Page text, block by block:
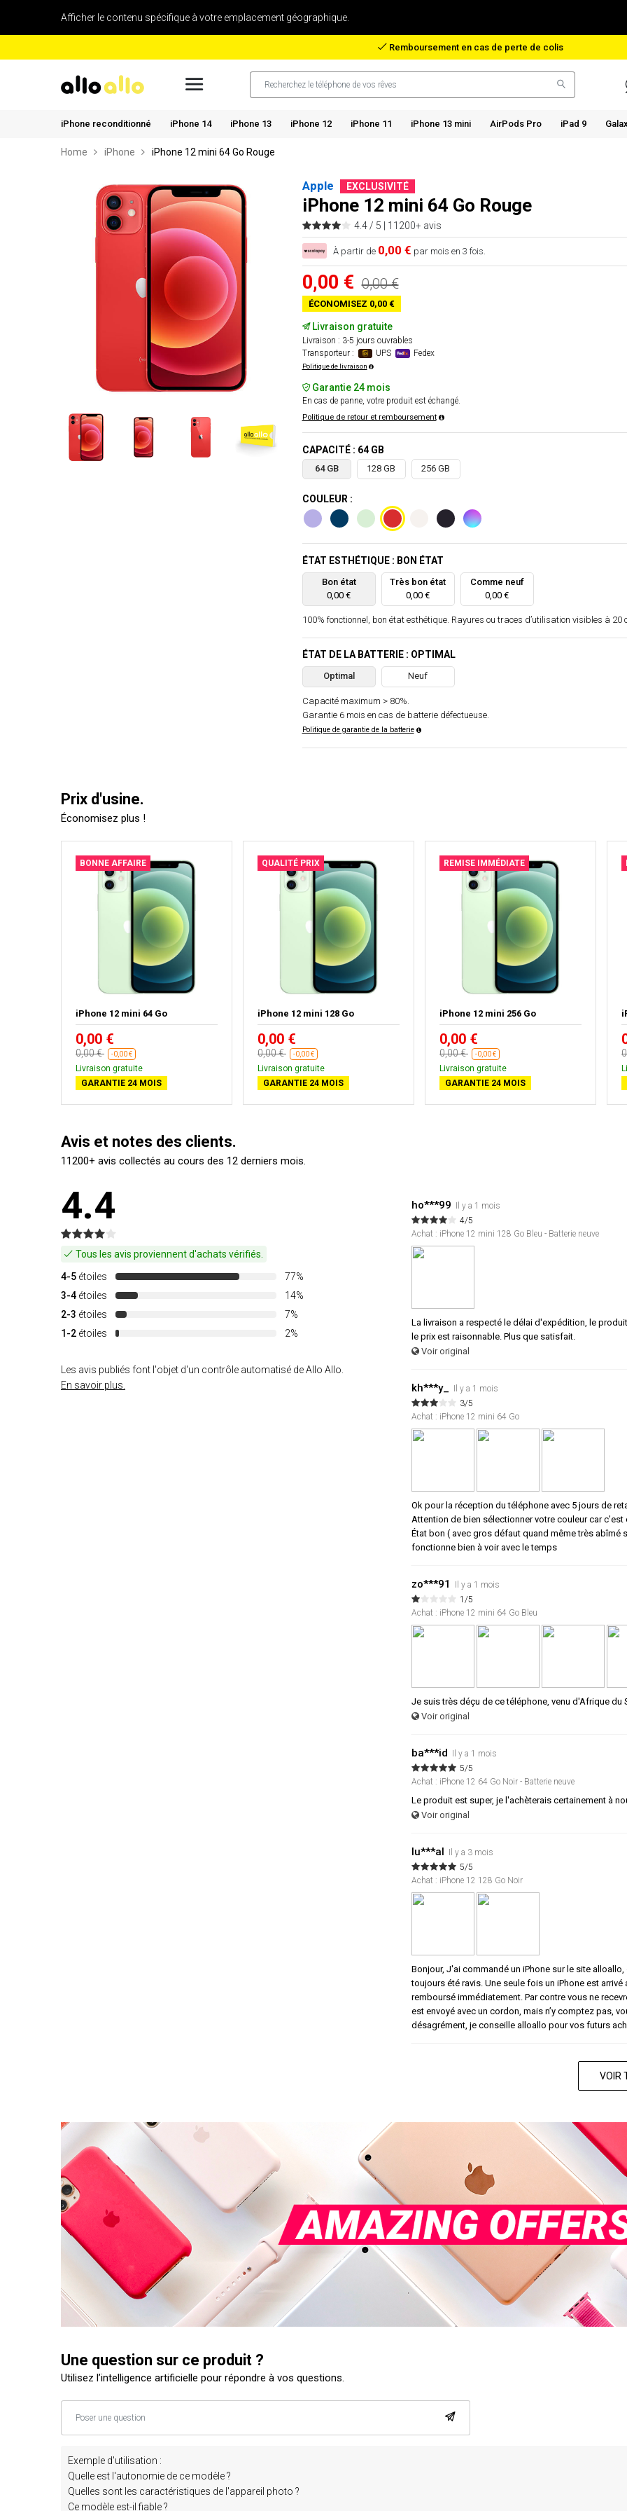
Afficher le contenu spécifique à votre emplacement géographique.
Remboursement en cas de perte de colis
iPhone reconditionné iPhone 14 iPhone 13 iPhone 12 iPhone 11 iPhone 13 mini AirPods Pro iPad 9
Home iPhone iPhone 12 mini 64 Go Rouge
Apple EXCLUSIVITÉ
iPhone 12 mini 64 Go Rouge
4.4 / 5 | 11200+ avis
À partir de 0,00 € par mois en 3 fois.
0,00 € 0,00 €
ÉCONOMISEZ 0,00 €
Livraison gratuite
Livraison : 3-5 jours ouvrables
Transporteur :
UPS Fedex
Politique de livraison
Garantie 24 mois
En cas de panne, votre produit est échangé.
Politique de retour et remboursement
CAPACITÉ : 64 GB
64 GB 128 GB 256 GB
COULEUR :
ÉTAT ESTHÉTIQUE : BON ÉTAT
Bon état
0,00 €
Très bon état
0,00 €
Comme neuf
0,00 €
100% fonctionnel, bon état esthétique. Rayures ou traces d’utilisation visibles à 20
ÉTAT DE LA BATTERIE : OPTIMAL
Optimal Neuf
Capacité maximum > 80%.
Garantie 6 mois en cas de batterie défectueuse.
Politique de garantie de la batterie
Prix d'usine.
Économisez plus !
BONNE AFFAIRE
iPhone 12 mini 64 Go
0,00 €
0,00 € -0,00 €
Livraison gratuite
GARANTIE 24 MOIS
QUALITÉ PRIX
iPhone 12 mini 128 Go
0,00 €
0,00 € -0,00 €
Livraison gratuite
GARANTIE 24 MOIS
REMISE IMMÉDIATE
iPhone 12 mini 256 Go
0,00 €
0,00 € -0,00 €
Livraison gratuite
GARANTIE 24 MOIS
Avis et notes des clients.
11200+ avis collectés au cours des 12 derniers mois.
4.4
Tous les avis proviennent d'achats vérifiés.
4-5 étoiles
77%
3-4 étoiles
14%
2-3 étoiles
7%
1-2 étoiles 2%
Les avis publiés font l'objet d'un contrôle automatisé de Allo Allo.
En savoir plus.
ho***99 Il y a 1 mois
4/5
Achat : iPhone 12 mini 128 Go Bleu - Batterie neuve
La livraison a respecté le délai d'expédition, le
le prix est raisonnable. Plus que satisfait.
Voir original
kh***y_ Il y a 1 mois
3/5
Achat : iPhone 12 mini 64 Go
Ok pour la réception du téléphone avec 5 jours de
Attention de bien sélectionner votre couleur car
État bon ( avec gros défaut quand même très abîmé
fonctionne bien à voir avec le temps
zo***91
Il y a 1 mois
1/5
Achat : iPhone 12 mini 64 Go Bleu
Je suis très déçu de ce téléphone, venu d'Afrique du
Voir original
ba***id Il y a 1 mois
5/5
Achat : iPhone 12 64 Go Noir - Batterie neuve
Le produit est super, je l'achèterais certainement à
Voir original
lu***al Il y a 3 mois
5/5
Achat : iPhone 12 128 Go Noir
Bonjour, J'ai commandé un iPhone sur le site
toujours été ravis. Une seule fois un iPhone est arrivé
remboursé immédiatement. Par contre vous ne
est envoyé avec un cordon, mais n’y comptez pas,
désagrément, je conseille alloallo pour vos futurs
VOIR
Une question sur ce produit ?
Utilisez l’intelligence artificielle pour répondre à vos questions.
Exemple d'utilisation :
Quelle est l'autonomie de ce modèle ?
Quelles sont les caractéristiques de l'appareil photo ?
Ce modèle est-il fiable ?